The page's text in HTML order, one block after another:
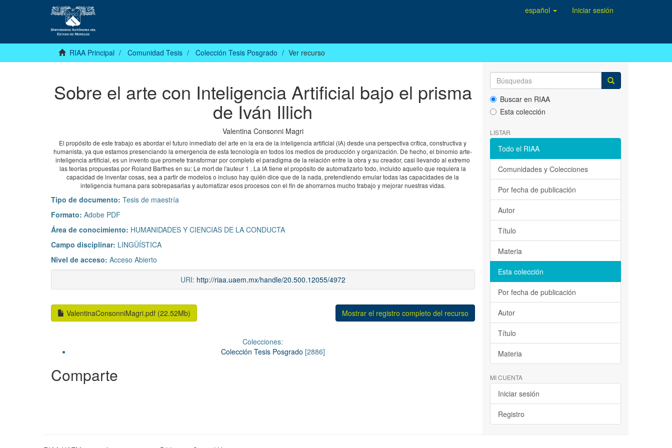
español Iniciar sesión
RIAA Principal Comunidad Tesis Colección Tesis Posgrado Ver recurso
Sobre el arte con Inteligencia Artificial bajo el prisma
de Iván Illich
Valentina Consonni Magri
El propósito de este trabajo es abordar el futuro inmediato del arte en la era de la inteligencia artificial (IA) desde una perspectiva crítica, constructiva y
humanista, ya que estamos presenciando la emergencia de esta tecnología en todos los medios de producción y organización. De hecho, el binomio arte-
inteligencia artificial, es un invento que promete transformar por completo el paradigma de la relación entre la obra y su creador, casi llevando al extremo
las teorías propuestas por Roland Barthes en su: Le mort de l'auteur 1 . La IA tiene el propósito de automatizarlo todo, incluido aquello que requiera la
capacidad de inventar cosas, sea a partir de modelos o incluso hay quién dice que de la nada, pretendiendo emular todas las capacidades de la
inteligencia humana para sobrepasarlas y automatizar esos procesos con el fin de ahorrarnos mucho trabajo y mejorar nuestras vidas.
Tipo de documento: Tesis de maestría
Formato: Adobe PDF
Área de conocimiento: HUMANIDADES Y CIENCIAS DE LA CONDUCTA
Campo disciplinar: LINGÜÍSTICA
Nivel de acceso: Acceso Abierto
URI: http://riaa.uaem.mx/handle/20.500.12055/4972
ValentinaConsonniMagri.pdf (22.52Mb) Mostrar el registro completo del recurso
Colecciones:
Colección Tesis Posgrado [2886]
Comparte
Buscar en RIAA
Esta colección
LISTAR
Todo el RIAA
Comunidades y Colecciones
Por fecha de publicación
Autor
Título
Materia
Esta colección
Por fecha de publicación
Autor
Título
Materia
MI CUENTA
Iniciar sesión
Registro